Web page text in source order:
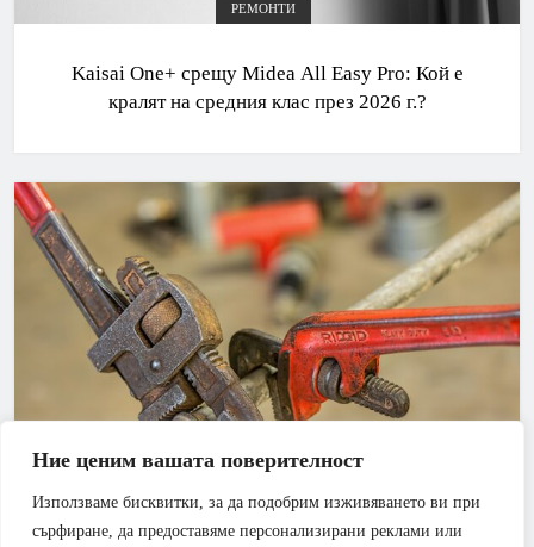
Ние ценим вашата поверителност
Използваме бисквитки, за да подобрим изживяването ви при
сърфиране, да предоставяме персонализирани реклами или
РЕМОНТИ
Kaisai One+ срещу Midea All Easy Pro: Кой е
кралят на средния клас през 2026 г.?
АПАРТАМЕНТ БАНЯ